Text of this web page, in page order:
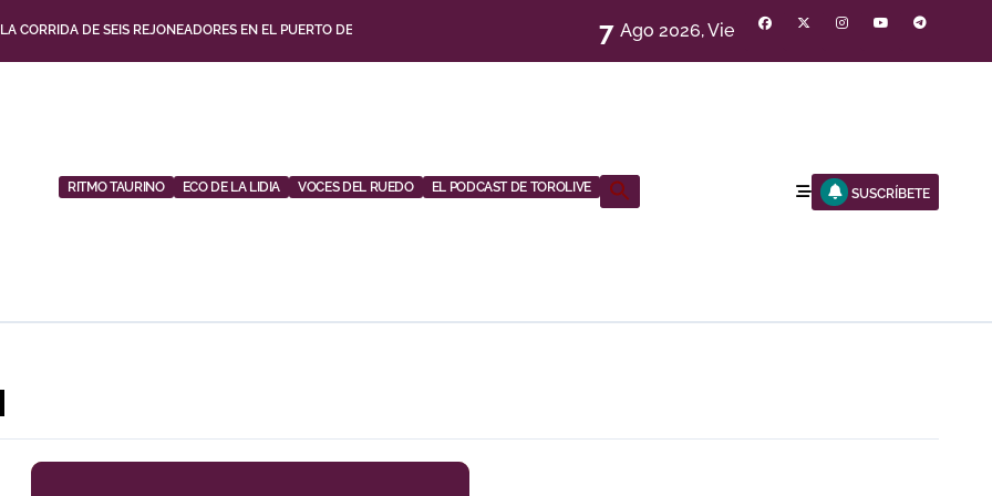
CORRIDA DE SEIS REJONEADORES EN EL PUERTO DE SANTA MARÍA ESTA NOCHE
PARA SU REGRESO A HUESCA TRECE AÑOS DESPUÉS (IMÁGENES)
7 Ago 2026, Vie
RITMO TAURINO ECO DE LA LIDIA VOCES DEL RUEDO EL PODCAST DE TOROLIVE SUSCRÍBETE